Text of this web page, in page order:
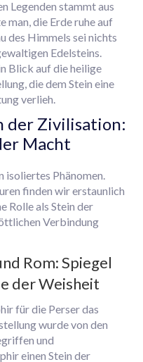
Legenden stammt aus
man, die Erde ruhe auf
des Himmels sei nichts
Edelsteins.
Blick auf die heilige
die dem Stein eine
verlieh.
der Zivilisation:
Macht
isoliertes Phänomen.
finden wir erstaunlich
Rolle als Stein der
Verbindung
Rom: Spiegel
der Weisheit
für die Perser das
wurde von den
und
einen Stein der